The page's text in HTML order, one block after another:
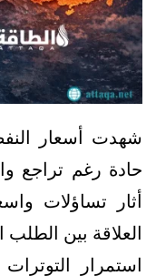
شهدت أسعار
حادة رغم تراجع
أثار تساؤلات
العلاقة بين
استمرار